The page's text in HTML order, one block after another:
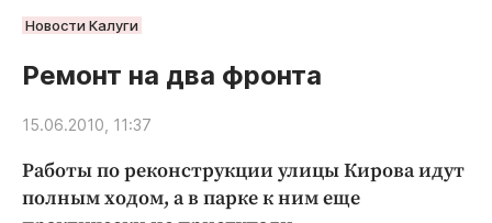
РУБРИКИ
Новости компаний
Статьи
Авто и транспорт
Новости Калуги
Ремонт на два фронта
15.06.2010, 11:37
Работы по реконструкции улицы Кирова идут
полным ходом, а в парке к ним еще